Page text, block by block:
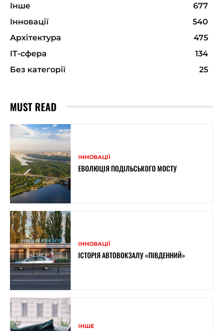
Інше
677
Інновації
540
Архітектура
475
ІТ-сфера
134
Без категорії
25
MUST READ
ІННОВАЦІЇ
ЕВОЛЮЦІЯ ПОДІЛЬСЬКОГО МОСТУ
ІННОВАЦІЇ
ІСТОРІЯ АВТОВОКЗАЛУ «ПІВДЕННИЙ»
ІНШЕ